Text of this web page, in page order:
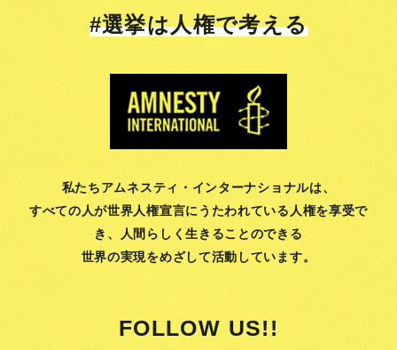
#選挙は人権で考える
私たちアムネスティ・インターナショナルは、
すべての人が世界人権宣言にうたわれている人権を享受で
き、
人間らしく生きることのできる
世界の実現をめざして活動しています。
FOLLOW US!!